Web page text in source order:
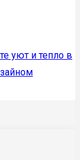
уют и тепло в